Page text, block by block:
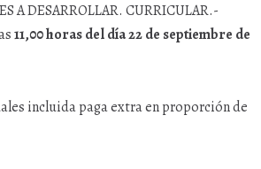
A DESARROLLAR. CURRICULAR.-
11,00 horas del día 22 de septiembre de
incluida paga extra en proporción de